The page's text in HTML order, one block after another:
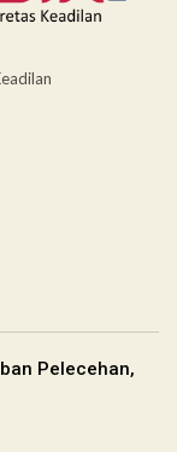
Pelecehan,